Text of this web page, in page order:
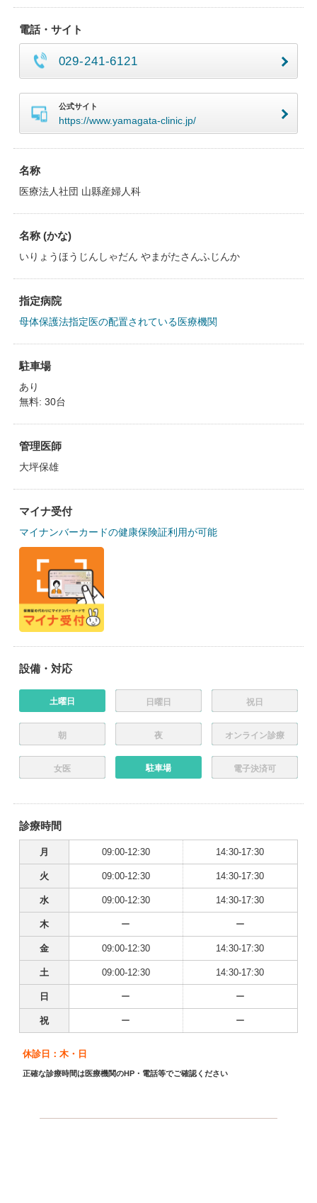
電話・サイト
029-241-6121
公式サイト
https://www.yamagata-clinic.jp/
名称
医療法人社団 山縣産婦人科
名称 (かな)
いりょうほうじんしゃだん やまがたさんふじんか
指定病院
母体保護法指定医の配置されている医療機関
駐車場
あり
無料: 30台
管理医師
大坪保雄
マイナ受付
マイナンバーカードの健康保険証利用が可能
設備・対応
土曜日 日曜日 祝日
朝 夜 オンライン診療
女医 駐車場 電子決済可
診療時間
月 09:00-12:30 14:30-17:30
火 09:00-12:30 14:30-17:30
水 09:00-12:30 14:30-17:30
木 ー ー
金 09:00-12:30 14:30-17:30
土 09:00-12:30 14:30-17:30
日 ー ー
祝 ー ー
休診日：木・日
正確な診療時間は医療機関のHP・電話等でご確認ください